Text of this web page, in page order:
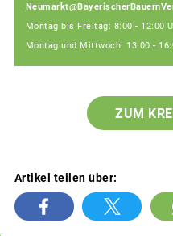
Montag bis Freitag: 8:00 - 12:00
Montag und Mittwoch: 13:00 -
ZUM
Artikel teilen über: